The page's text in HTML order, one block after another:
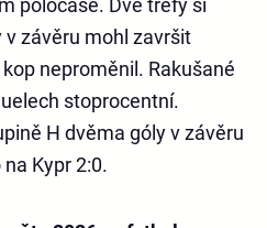
poločase. Dvě trefy si
závěru mohl završit
neproměnil. Rakušané
stoprocentní.
H dvěma góly v závěru
Kypr 2:0.